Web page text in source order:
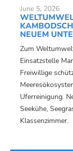
June 5, 2026
NEUEM
Zum
Einsatzstelle
Freiwillige
Uferreinigung.
Seekühe,
Klassenzimmer.